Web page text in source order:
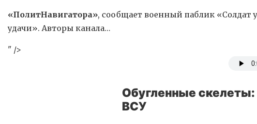
«ПолитНавигатора», сообщает военный паблик «Солдат
удачи». Авторы канала…
" />
Обугленные
ВСУ